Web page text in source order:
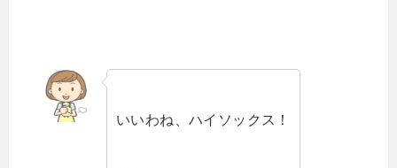
いいわね、ハイソックス！